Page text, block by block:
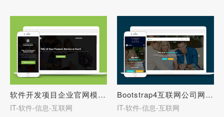
软件开发项目企业官网模板下载-27656
IT-软件-信息-互联网
Bootstrap4互联网公司网站模板-27655
IT-软件-信息-互联网